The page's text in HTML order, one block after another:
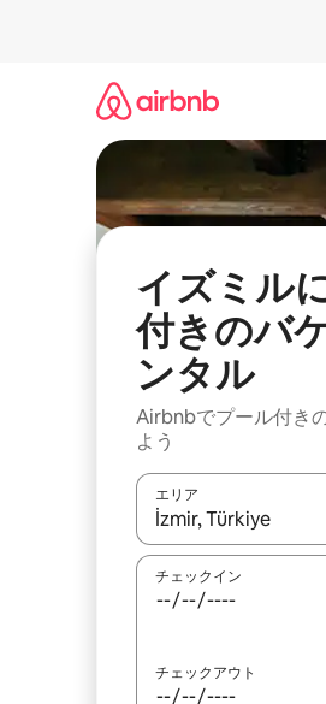
イズミル
付きのバ
ンタル
Airbnbでプール付き
よう
エリア
検索結果が表示され
チェックイン
チェックアウト